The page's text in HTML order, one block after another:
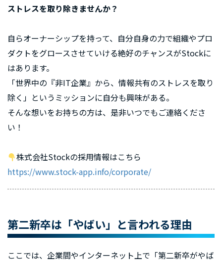
ストレスを取り除きませんか？
自らオーナーシップを持って、自分自身の力で組織やプロ
ダクトをグロースさせていける絶好のチャンスがStockに
はあります。
「世界中の『非IT企業』から、情報共有のストレスを取り
除く」というミッションに自分も興味がある。
そんな想いをお持ちの方は、是非いつでもご連絡くださ
い！
株式会社Stockの採用情報はこちら
https://www.stock-app.info/corporate/
第二新卒は「やばい」と言われる理由
ここでは、企業間やインターネット上で「第二新卒がやば